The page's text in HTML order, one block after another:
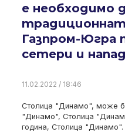
е необходимо
Газпром-Югра
сетери и
11.02.2022 / 18:46
Столица "Динамо", може
"Динамо", Столица
година, Столица